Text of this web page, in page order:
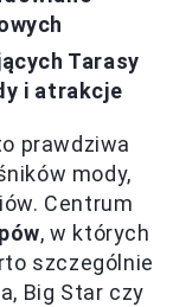
Tarasy
i atrakcje
prawdziwa
mody,
Centrum
, w których
szczególnie
Big Star czy